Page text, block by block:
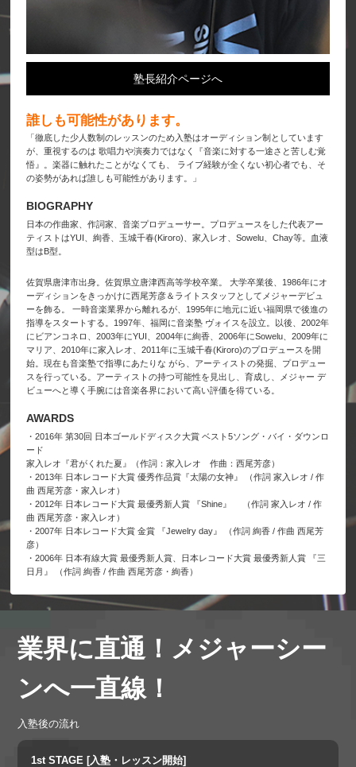
塾長紹介ページへ
誰しも可能性があります。
「徹底した少人数制のレッスンのため入塾はオーディション制としています
が、重視するのは 歌唱力や演奏力ではなく『音楽に対する一途さと苦しむ覚
悟』。楽器に触れたことがなくても、 ライブ経験が全くない初心者でも、そ
の姿勢があれば誰しも可能性があります。」
BIOGRAPHY
日本の作曲家、作詞家、音楽プロデューサー。プロデュースをした代表アー
ティストはYUI、絢香、玉城千春(Kiroro)、家入レオ、Sowelu、Chay等。血液
型はB型。
佐賀県唐津市出身。佐賀県立唐津西高等学校卒業。 大学卒業後、1986年にオ
ーディションをきっかけに西尾芳彦＆ライトスタッフとしてメジャーデビュ
ーを飾る。 一時音楽業界から離れるが、1995年に地元に近い福岡県で後進の
指導をスタートする。1997年、福岡に音楽塾 ヴォイスを設立。以後、2002年
にビアンコネロ、2003年にYUI、2004年に絢香、2006年にSowelu、2009年に
マリア、2010年に家入レオ、2011年に玉城千春(Kiroro)のプロデュースを開
始。現在も音楽塾で指導にあたりな がら、アーティストの発掘、プロデュー
スを行っている。アーティストの持つ可能性を見出し、育成し、メジャー デ
ビューへと導く手腕には音楽各界において高い評価を得ている。
AWARDS
・2016年 第30回 日本ゴールドディスク大賞 ベスト5ソング・バイ・ダウンロ
ード
家入レオ『君がくれた夏』（作詞：家入レオ 作曲：西尾芳彦）
・2013年 日本レコード大賞 優秀作品賞『太陽の女神』 （作詞 家入レオ / 作
曲 西尾芳彦・家入レオ）
・2012年 日本レコード大賞 最優秀新人賞 『Shine』 （作詞 家入レオ / 作
曲 西尾芳彦・家入レオ）
・2007年 日本レコード大賞 金賞 『Jewelry day』 （作詞 絢香 / 作曲 西尾芳
彦）
・2006年 日本有線大賞 最優秀新人賞、日本レコード大賞 最優秀新人賞 『三
日月』 （作詞 絢香 / 作曲 西尾芳彦・絢香）
業界に直通！メジャーシー
ンへ一直線！
入塾後の流れ
1st STAGE [入塾・レッスン開始]